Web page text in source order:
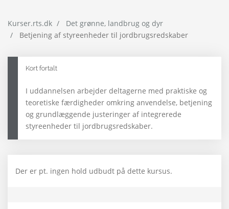
Kurser.rts.dk
Det grønne, landbrug og dyr
Betjening af styreenheder til jordbrugsredskaber
Kort fortalt
I uddannelsen arbejder deltagerne med praktiske og
teoretiske færdigheder omkring anvendelse, betjening
og grundlæggende justeringer af integrerede
styreenheder til jordbrugsredskaber.
Der er pt. ingen hold udbudt på dette kursus.